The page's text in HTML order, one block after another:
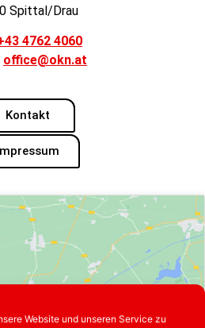
Website und unseren Service zu
Spittal/Drau
4762 4060
office@okn.at
Kontakt
und diesen Inhalt zu